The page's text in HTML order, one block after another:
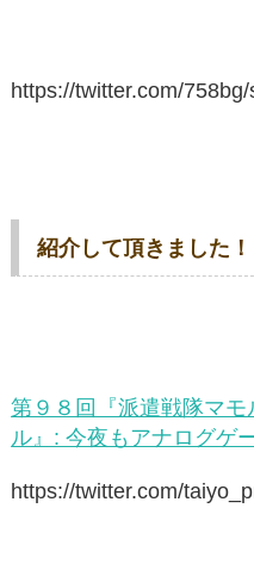
https://twitter.com/
紹介して頂きました！
第９８回『派遣戦隊マ
ル』: 今夜もアナログゲ
https://twitter.com/